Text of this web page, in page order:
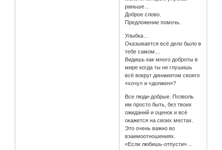
раньше…
Доброе слово.
Предложение помочь.
Улыбка…
Оказывается всё дело было в
тебе самом…
Видишь как много доброты в
мире когда ты не глушишь
всё вокруг динамитом своего
«хочу» и «должен»?
Все люди-добрые. Позволь
им просто быть, без твоих
ожиданий и оценок и всё
окажется на своих местах.
Это очень важно во
взаимоотношениях.
«Если любишь-отпусти»…